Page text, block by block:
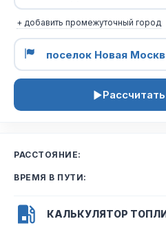
+ добавить промежуточный город
РАССТОЯНИЕ:
ВРЕМЯ В ПУТИ:
КАЛЬКУЛЯТОР